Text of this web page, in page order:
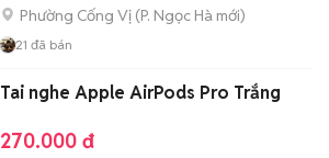
Phường Cống Vị (P. Ngọc Hà mới)
21 đã bán
Tai nghe Apple AirPods Pro Trắng
270.000 đ